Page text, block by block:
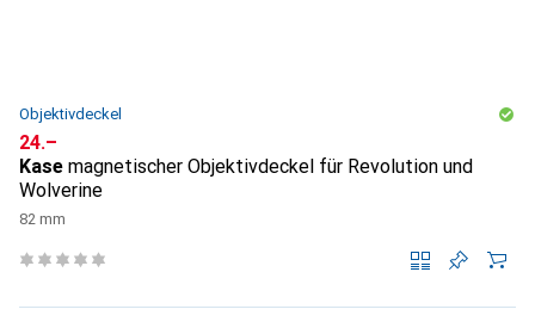
Objektivdeckel
CHF
24.–
Kase magnetischer Objektivdeckel für Revolution und
Wolverine
82 mm